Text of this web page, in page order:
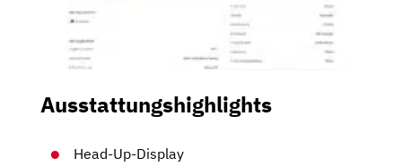
Ausstattungshighlights
Head-Up-Display